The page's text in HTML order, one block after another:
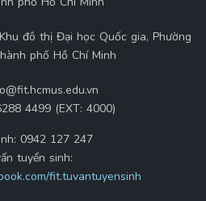
đô thị Đại học Quốc gia, Phường
phố Hồ Chí Minh
4499 (EXT: 4000)
0942 127 247
tuyển sinh:
fit.tuvantuyensinh